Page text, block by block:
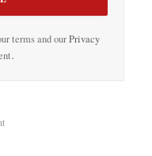
terms and ourPrivacy